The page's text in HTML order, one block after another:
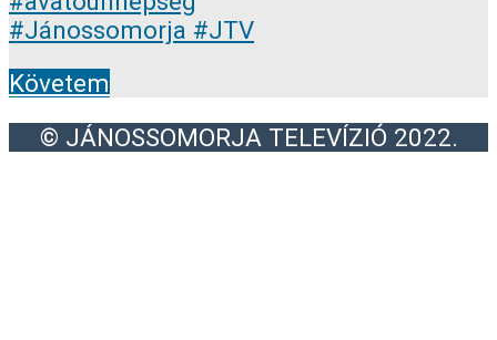
Követem
© JÁNOSSOMORJA TELEVÍZIÓ 2022.